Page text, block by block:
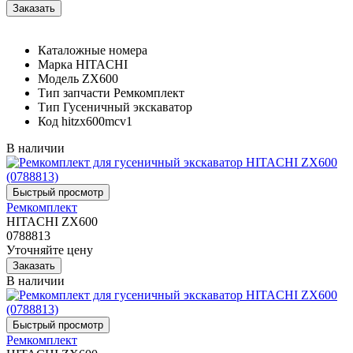
Каталожные номера
Марка HITACHI
Модель ZX600
Тип запчасти Ремкомплект
Тип Гусеничный экскаватор
Код hitzx600mcv1
В наличии
Ремкомплект
HITACHI ZX600
0788813
Уточняйте цену
В наличии
Ремкомплект